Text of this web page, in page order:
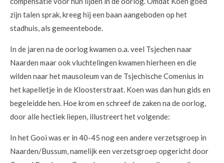
zijn talen sprak, kreeg hij een baan aangeboden op het
stadhuis, als gemeentebode.
In de jaren na de oorlog kwamen o.a. veel Tsjechen naar
Naarden maar ook vluchtelingen kwamen hierheen en die
wilden naar het mausoleum van de Tsjechische Comenius in
het kapelletje in de Kloosterstraat. Koen was dan hun gids en
begeleidde hen. Hoe krom en schreef de zaken na de oorlog,
door alle hectiek liepen, illustreert het volgende:
In het Gooi was er in 40-45 nog een andere verzetsgroep in
Naarden/Bussum, namelijk een verzetsgroep opgericht door